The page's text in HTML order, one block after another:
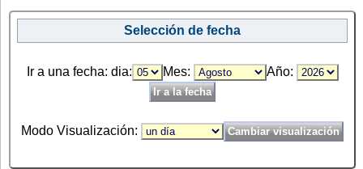
Selección de fecha
Ir a una fecha: dia: Mes: Año:
Modo Visualización: